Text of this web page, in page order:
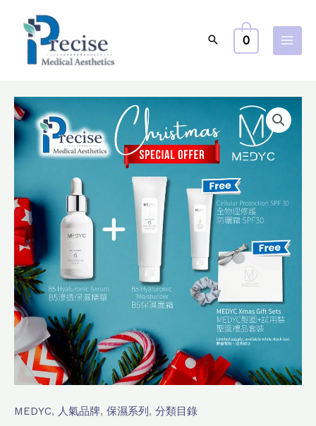
0
MEDYC, 人氣品牌, 保濕系列 , 分類目錄
始
格：
$2,320.0。
目
前
價
格：
$1,560.0。